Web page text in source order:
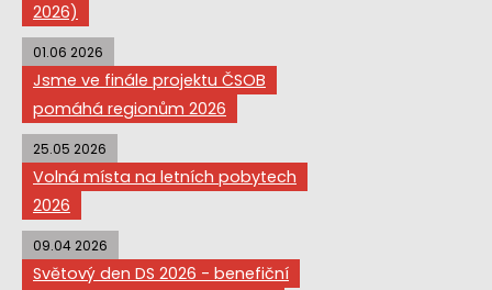
2026)
01.06 2026
Jsme ve finále projektu ČSOB
pomáhá regionům 2026
25.05 2026
Volná místa na letních pobytech
2026
09.04 2026
Světový den DS 2026 - benefiční